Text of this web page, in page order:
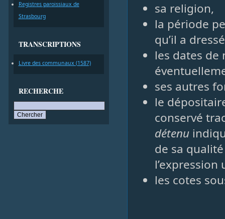
Registres paroissiaux de
Strasbourg
TRANSCRIPTIONS
Livre des communaux (1587)
RECHERCHE
sa religion,
la période
qu’il a
les dates
ses autres
le
conservé
détenu
de sa
les cotes